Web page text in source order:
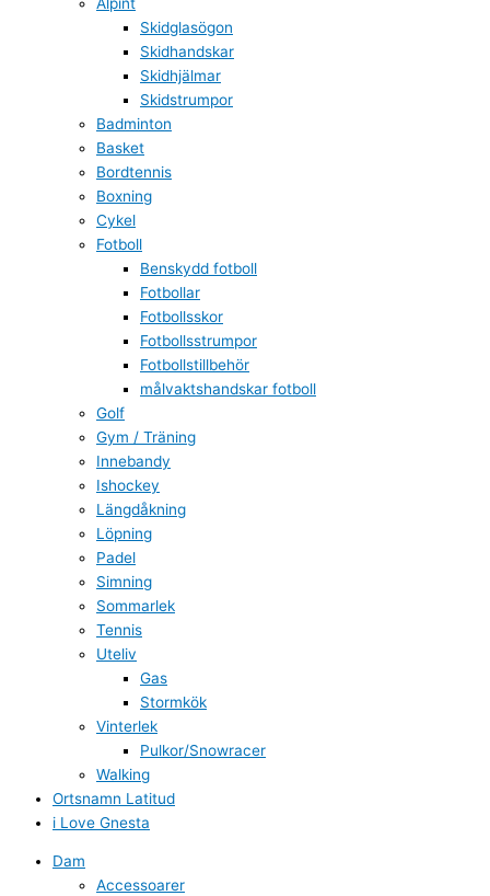
Skidglasögon
Skidhandskar
Skidhjälmar
Skidstrumpor
Badminton
Basket
Bordtennis
Boxning
Cykel
Fotboll
Benskydd fotboll
Fotbollar
Fotbollsskor
Fotbollsstrumpor
Fotbollstillbehör
målvaktshandskar fotboll
Golf
Gym / Träning
Innebandy
Ishockey
Längdåkning
Löpning
Padel
Simning
Sommarlek
Tennis
Uteliv
Gas
Stormkök
Vinterlek
Pulkor/Snowracer
Walking
Ortsnamn Latitud
i Love Gnesta
Dam
Accessoarer